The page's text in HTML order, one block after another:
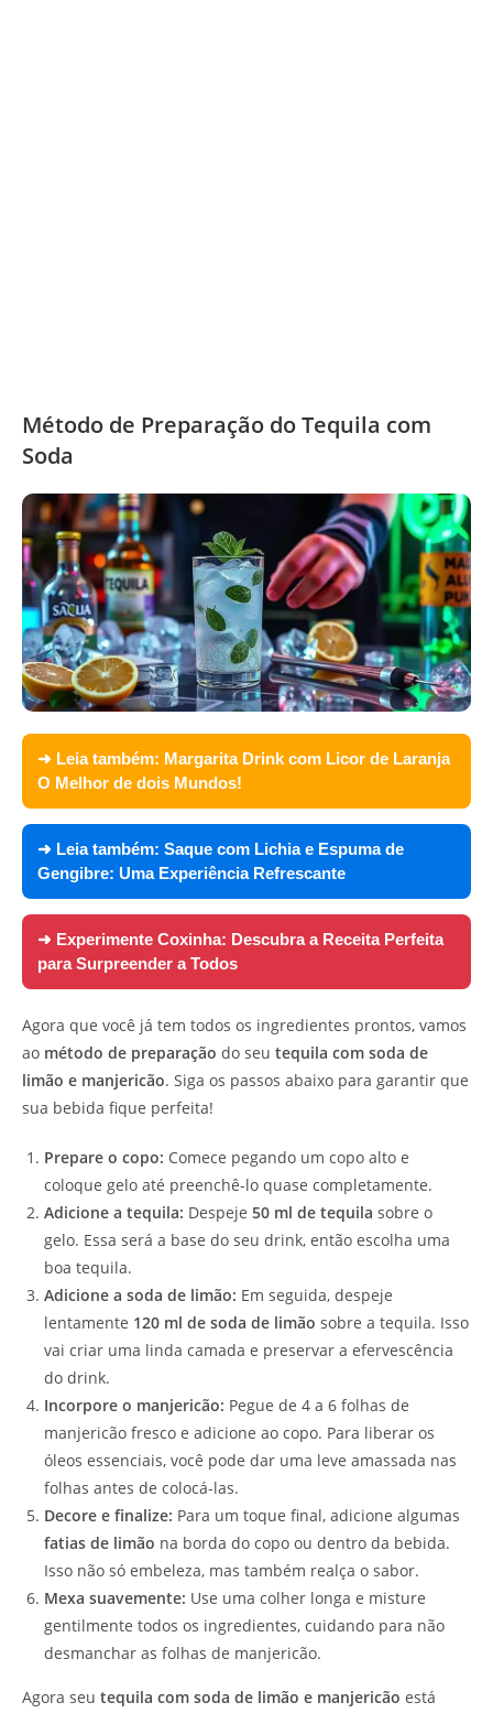
Método de Preparação do Tequila com
Soda
➜ Leia também: Margarita Drink com Licor de Laranja
O Melhor de dois Mundos!
➜ Leia também: Saque com Lichia e Espuma de
Gengibre: Uma Experiência Refrescante
➜ Experimente Coxinha: Descubra a Receita Perfeita
para Surpreender a Todos
Agora que você já tem todos os ingredientes prontos, vamos
ao método de preparação do seu tequila com soda de
limão e manjericão. Siga os passos abaixo para garantir que
sua bebida fique perfeita!
Prepare o copo: Comece pegando um copo alto e
coloque gelo até preenchê-lo quase completamente.
Adicione a tequila: Despeje 50 ml de tequila sobre o
gelo. Essa será a base do seu drink, então escolha uma
boa tequila.
Adicione a soda de limão: Em seguida, despeje
lentamente 120 ml de soda de limão sobre a tequila. Isso
vai criar uma linda camada e preservar a efervescência
do drink.
Incorpore o manjericão: Pegue de 4 a 6 folhas de
manjericão fresco e adicione ao copo. Para liberar os
óleos essenciais, você pode dar uma leve amassada nas
folhas antes de colocá-las.
Decore e finalize: Para um toque final, adicione algumas
fatias de limão na borda do copo ou dentro da bebida.
Isso não só embeleza, mas também realça o sabor.
Mexa suavemente: Use uma colher longa e misture
gentilmente todos os ingredientes, cuidando para não
desmanchar as folhas de manjericão.
Agora seu tequila com soda de limão e manjericão está